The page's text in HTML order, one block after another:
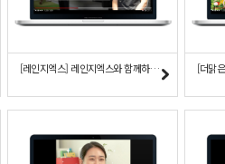
[레인지엑스] 레인지엑스와 함께하는 골프레슨 - 초급자 [더맑